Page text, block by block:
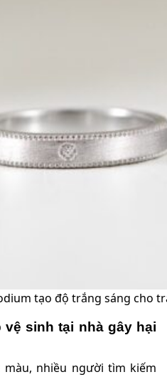
tạo độ trắng sáng cho
sinh tại nhà gây hại
nhiều người tìm kiếm